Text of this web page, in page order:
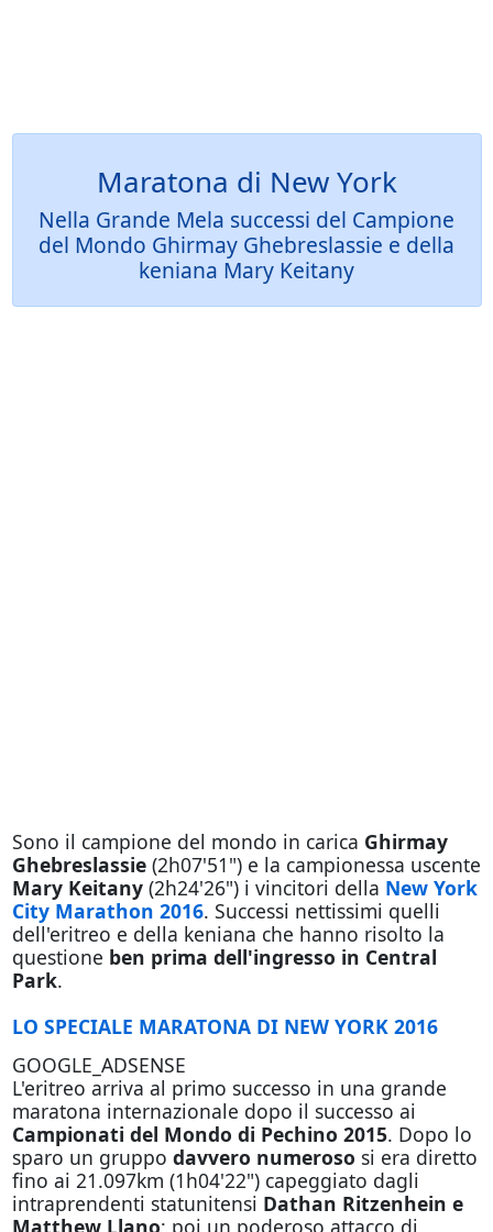
Maratona di New York
Nella Grande Mela successi del Campione
del Mondo Ghirmay Ghebreslassie e della
keniana Mary Keitany
Sono il campione del mondo in carica Ghirmay
Ghebreslassie(2h07'51") e la campionessa uscente
Mary Keitany(2h24'26") i vincitori della New York
City Marathon 2016. Successi nettissimi quelli
dell'eritreo e della keniana che hanno risolto la
questione ben prima dell'ingresso in Central
Park.
LO SPECIALE MARATONA DI NEW YORK 2016
GOOGLE_ADSENSE
L'eritreo arriva al primo successo in una grande
maratona internazionale dopo il successo ai
Campionati del Mondo di Pechino 2015. Dopo lo
sparo un gruppo davvero numeroso si era diretto
fino ai 21.097km (1h04'22") capeggiato dagli
intraprendenti statunitensi Dathan Ritzenhein e
Matthew Llano; poi un poderoso attacco di